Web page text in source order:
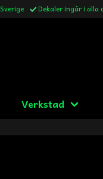
Dekaler ingår i alla
Verkstad